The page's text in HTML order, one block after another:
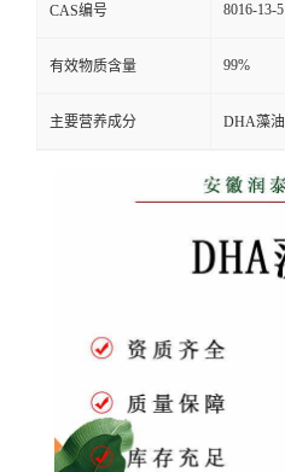
CAS编号 8016-13-5
有效物质含量 99%
主要营养成分 DHA藻油